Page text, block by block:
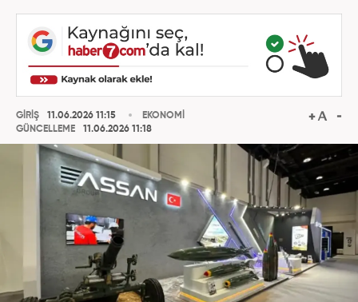
GİRİŞ
11.06.2026 11:15
GÜNCELLEME
11.06.2026 11:18
EKONOMİ